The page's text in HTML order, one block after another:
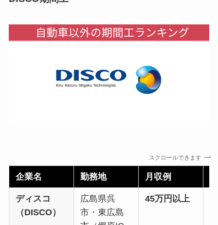
スクロールできます
企業名 勤務地 月収例
ディスコ
（DISCO）
広島県呉
市・東広島
45万円以上